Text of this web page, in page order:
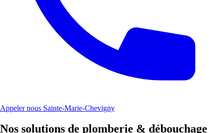
Appeler nous Sainte-Marie-Chevigny
Nos solutions de plomberie & débouchage